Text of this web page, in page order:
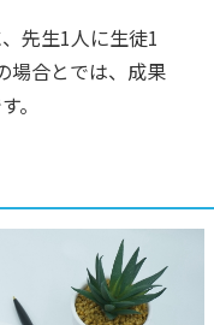
先生1人に生徒1
場合とでは、成果
。